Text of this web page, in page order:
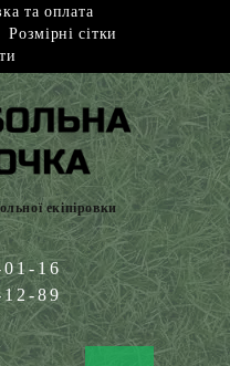
та оплата
Розмірні сітки
екіпіровки
16
89